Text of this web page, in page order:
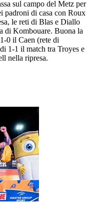
sul campo del Metz per
padroni di casa con Roux
le reti di Blas e Diallo
di Kombouare. Buona la
0 il Caen (rete di
1-1 il match tra Troyes e
nella ripresa.